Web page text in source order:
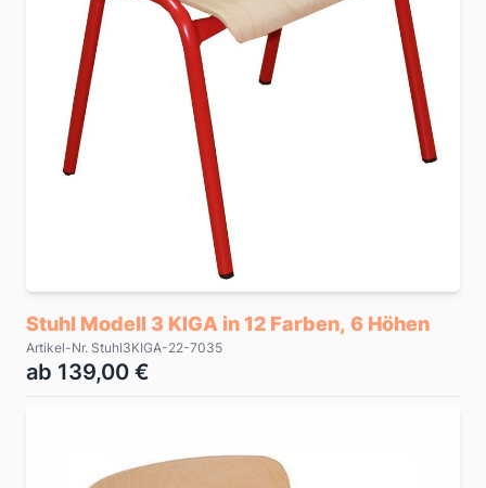
Stuhl Modell 3 KIGA in 12 Farben, 6 Höhen
Artikel-Nr. Stuhl3KIGA-22-7035
ab 139,00 €